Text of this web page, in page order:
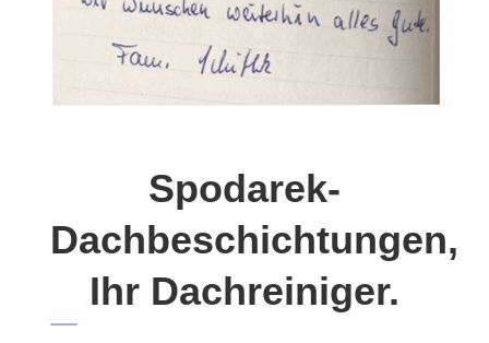
Spodarek-
Dachbeschichtungen,
Ihr Dachreiniger.